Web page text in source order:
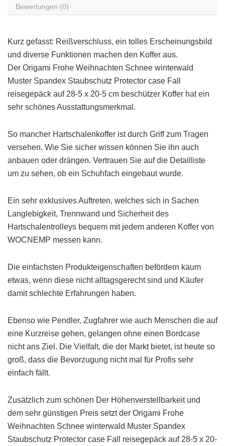
Bewertungen (0)
Kurz gefasst: Reißverschluss, ein tolles Erscheinungsbild
und diverse Funktionen machen den Koffer aus.
Der Origami Frohe Weihnachten Schnee winterwald
Muster Spandex Staubschutz Protector case Fall
reisegepäck auf 28-5 x 20-5 cm beschützer Koffer hat ein
sehr schönes Ausstattungsmerkmal.
So mancher Hartschalenkoffer ist durch Griff zum Tragen
versehen. Wie Sie sicher wissen können Sie ihn auch
anbauen oder drängen. Vertrauen Sie auf die Detailliste
um zu sehen, ob ein Schuhfach eingebaut wurde.
Ein sehr exklusives Auftreten, welches sich in Sachen
Langlebigkeit, Trennwand und Sicherheit des
Hartschalentrolleys bequem mit jedem anderen Koffer von
WOCNEMP messen kann.
Die einfachsten Produkteigenschaften befördern kaum
etwas, wenn diese nicht alltagsgerecht sind und Käufer
damit schlechte Erfahrungen haben.
Ebenso wie Pendler, Zugfahrer wie auch Menschen die auf
eine Kurzreise gehen, gelangen ohne einen Bordcase
nicht ans Ziel. Die Vielfalt, die der Markt bietet, ist heute so
groß, dass die Bevorzugung nicht mal für Profis sehr
einfach fällt.
Zusätzlich zum schönen Der Höhenverstellbarkeit und
dem sehr günstigen Preis setzt der Origami Frohe
Weihnachten Schnee winterwald Muster Spandex
Staubschutz Protector case Fall reisegepäck auf 28-5 x 20-